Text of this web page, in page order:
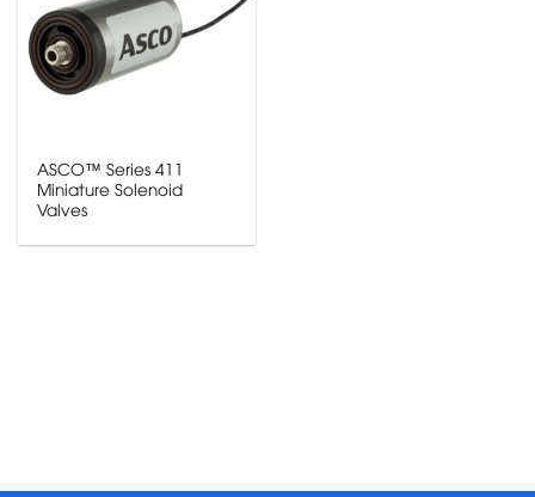
ASCO™ Series 411
Miniature Solenoid
Valves